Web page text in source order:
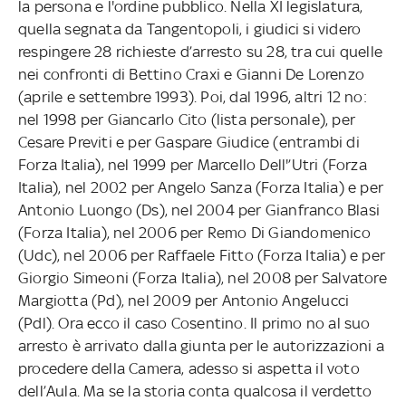
la persona e l'ordine pubblico. Nella XI legislatura,
quella segnata da Tangentopoli, i giudici si videro
respingere 28 richieste d’arresto su 28, tra cui quelle
nei confronti di Bettino Craxi e Gianni De Lorenzo
(aprile e settembre 1993). Poi, dal 1996, altri 12 no:
nel 1998 per Giancarlo Cito (lista personale), per
Cesare Previti e per Gaspare Giudice (entrambi di
Forza Italia), nel 1999 per Marcello Dell'’Utri (Forza
Italia), nel 2002 per Angelo Sanza (Forza Italia) e per
Antonio Luongo (Ds), nel 2004 per Gianfranco Blasi
(Forza Italia), nel 2006 per Remo Di Giandomenico
(Udc), nel 2006 per Raffaele Fitto (Forza Italia) e per
Giorgio Simeoni (Forza Italia), nel 2008 per Salvatore
Margiotta (Pd), nel 2009 per Antonio Angelucci
(Pdl). Ora ecco il caso Cosentino. Il primo no al suo
arresto è arrivato dalla giunta per le autorizzazioni a
procedere della Camera, adesso si aspetta il voto
dell’Aula. Ma se la storia conta qualcosa il verdetto